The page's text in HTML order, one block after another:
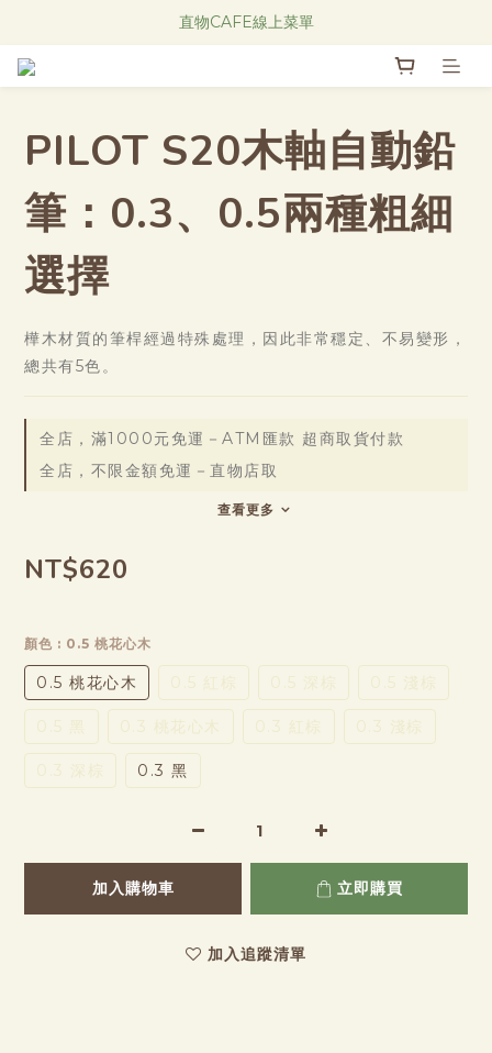
Research Notes 新品發售中！
直物CAFE線上菜單
PILOT S20木軸自動鉛
筆：0.3、0.5兩種粗細
選擇
樺木材質的筆桿經過特殊處理，因此非常穩定、不易變形，
總共有5色。
全店，滿1000元免運－ATM匯款 超商取貨付款
全店，不限金額免運－直物店取
查看更多
NT$620
顏色 : 0.5 桃花心木
0.5 桃花心木 0.5 紅棕 0.5 深棕 0.5 淺棕
0.5 黑 0.3 桃花心木 0.3 紅棕 0.3 淺棕
0.3 深棕 0.3 黑
加入購物車 立即購買
加入追蹤清單